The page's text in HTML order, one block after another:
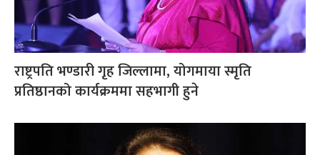
राष्ट्रपति भण्डारी गृह जिल्लामा, योगमाया स्मृति
प्रतिष्ठानको कार्यक्रममा सहभागी हुने